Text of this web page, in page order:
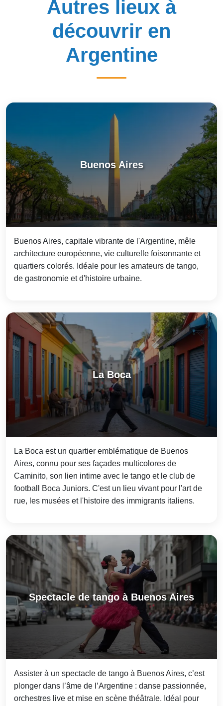
Autres lieux à
découvrir en
Argentine
Buenos Aires
Buenos Aires, capitale vibrante de l'Argentine, mêle
architecture européenne, vie culturelle foisonnante et
quartiers colorés. Idéale pour les amateurs de tango,
de gastronomie et d'histoire urbaine.
La Boca
La Boca est un quartier emblématique de Buenos
Aires, connu pour ses façades multicolores de
Caminito, son lien intime avec le tango et le club de
football Boca Juniors. C'est un lieu vivant pour l'art de
rue, les musées et l'histoire des immigrants italiens.
Spectacle de tango à Buenos Aires
Assister à un spectacle de tango à Buenos Aires, c’est
plonger dans l’âme de l’Argentine : danse passionnée,
orchestres live et mise en scène théâtrale. Idéal pour